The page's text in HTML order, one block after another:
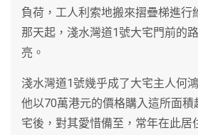
負荷，工人利索地搬來摺疊梯進行
那天起，淺水灣道1號大宅門前的
亮。
淺水灣道1號幾乎成了大宅主人何
他以70萬港元的價格購入這所面積
宅後，對其愛惜備至，常年在此居